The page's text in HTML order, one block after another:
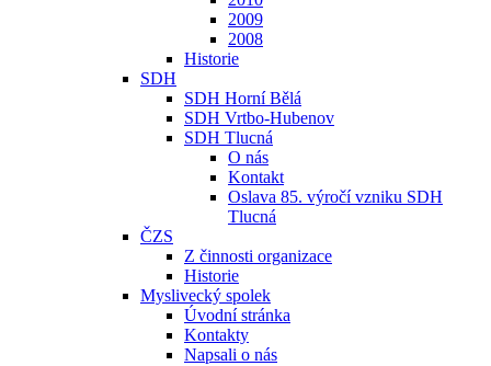
2009
2008
Historie
SDH
SDH Horní Bělá
SDH Vrtbo-Hubenov
SDH Tlucná
O nás
Kontakt
Oslava 85. výročí vzniku SDH
Tlucná
ČZS
Z činnosti organizace
Historie
Myslivecký spolek
Úvodní stránka
Kontakty
Napsali o nás